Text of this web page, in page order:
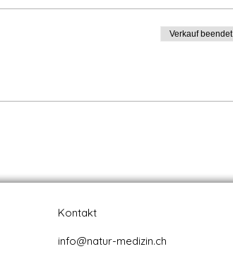
Verkauf beendet
Kontakt
info@natur-medizin.ch